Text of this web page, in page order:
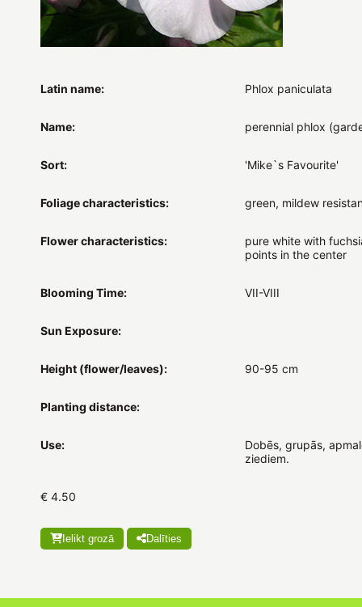
Latin name: Phlox paniculata
Name: perennial phlox
Sort: 'Mike`s Favourite'
Foliage characteristics: green, mildew
Flower characteristics:
pure white with
points in the center
Blooming Time: VII-VIII
Sun Exposure:
Height (flower/leaves): 90-95 cm
Planting distance:
Use:
Dobēs, grupās,
ziediem.
€ 4.50
Ielikt grozā Dalīties